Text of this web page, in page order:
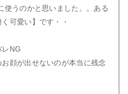
使うのかと思いました。。ある
可愛い】です・・
レNG
顔が出せないのが本当に残念